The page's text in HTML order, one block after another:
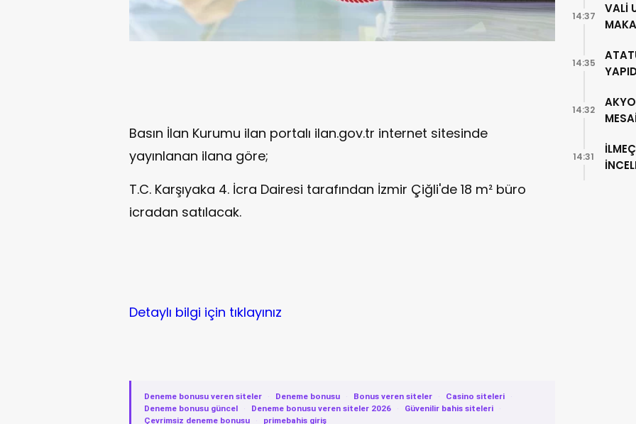
Basın İlan Kurumu ilan portalı ilan.gov.tr internet sitesinde
yayınlanan ilana göre;
T.C. Karşıyaka 4. İcra Dairesi tarafından İzmir Çiğli'de 18 m² büro
icradan satılacak.
Detaylı bilgi için tıklayınız
Deneme bonusu veren siteler · Deneme bonusu · Bonus veren siteler · Casino siteleri
·
Deneme bonusu güncel
· Deneme bonusu veren siteler 2026 · Güvenilir bahis siteleri
·
Çevrimsiz deneme bonusu
· primebahis giriş
VALİ
14:37
14:35
14:32
14:31